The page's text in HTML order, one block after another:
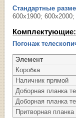
Стандартные
600х1900;
Комплектующие:
Погонаж
Элемент
Коробка
Наличник прямой
Доборная планка
Доборная планка
Притворная планка